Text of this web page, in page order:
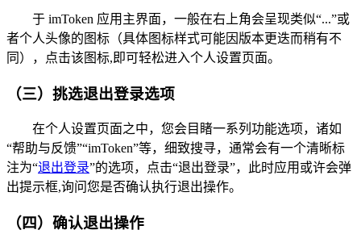
于 imToken 应用主界面，一般在右上角会呈现类似“...”或
者个人头像的图标（具体图标样式可能因版本更迭而稍有不
同），点击该图标,即可轻松进入个人设置页面。
（三）挑选退出登录选项
在个人设置页面之中，您会目睹一系列功能选项，诸如
“帮助与反馈”“imToken”等，细致搜寻，通常会有一个清晰标
注为“退出登录”的选项，点击“退出登录”，此时应用或许会弹
出提示框,询问您是否确认执行退出操作。
（四）确认退出操作